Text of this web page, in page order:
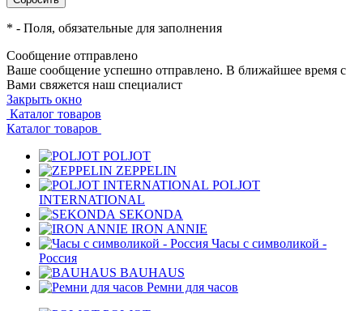
* - Поля, обязательные для заполнения
Сообщение отправлено
Ваше сообщение успешно отправлено. В ближайшее время с
Вами свяжется наш специалист
Закрыть окно
Каталог товаров
Каталог товаров
POLJOT
ZEPPELIN
POLJOT
INTERNATIONAL
SEKONDA
IRON ANNIE
Часы с символикой -
Россия
BAUHAUS
Ремни для часов